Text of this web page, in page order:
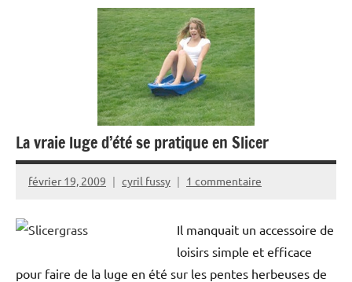
La vraie luge d’été se pratique en Slicer
février 19, 2009 cyril fussy 1 commentaire
Il manquait un accessoire de
loisirs simple et efficace
pour faire de la luge en été sur les pentes herbeuses de